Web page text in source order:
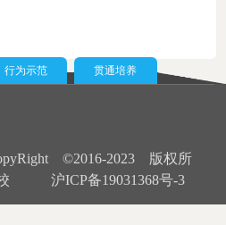
行为示范 贯通培养
©2016-2023 版权所
沪ICP备19031368号-3